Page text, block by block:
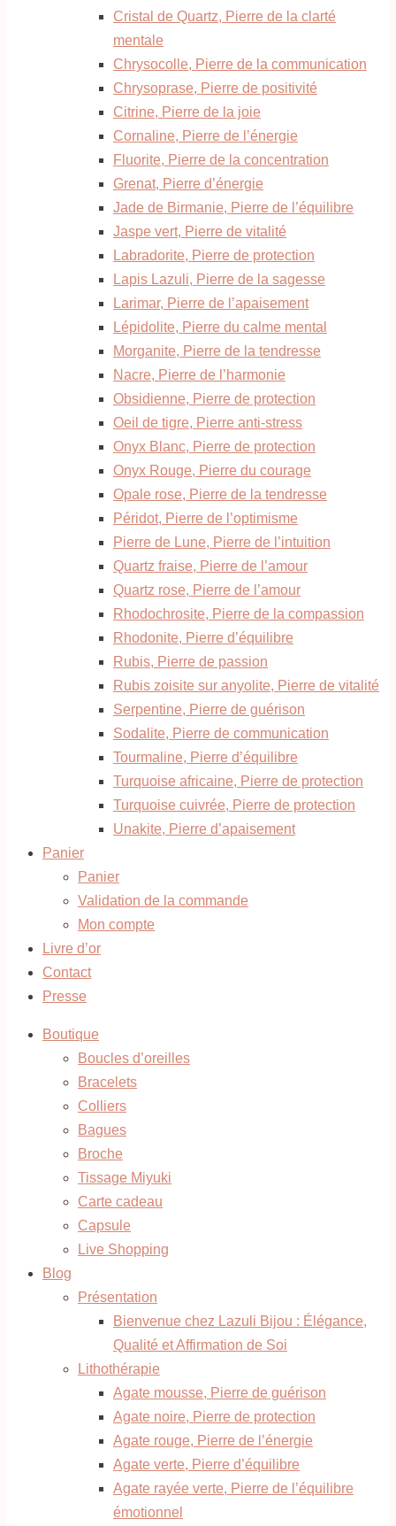
Cristal de Quartz, Pierre de la clarté
mentale
Chrysocolle, Pierre de la communication
Chrysoprase, Pierre de positivité
Citrine, Pierre de la joie
Cornaline, Pierre de l’énergie
Fluorite, Pierre de la concentration
Grenat, Pierre d’énergie
Jade de Birmanie, Pierre de l’équilibre
Jaspe vert, Pierre de vitalité
Labradorite, Pierre de protection
Lapis Lazuli, Pierre de la sagesse
Larimar, Pierre de l’apaisement
Lépidolite, Pierre du calme mental
Morganite, Pierre de la tendresse
Nacre, Pierre de l’harmonie
Obsidienne, Pierre de protection
Oeil de tigre, Pierre anti-stress
Onyx Blanc, Pierre de protection
Onyx Rouge, Pierre du courage
Opale rose, Pierre de la tendresse
Péridot, Pierre de l’optimisme
Pierre de Lune, Pierre de l’intuition
Quartz fraise, Pierre de l’amour
Quartz rose, Pierre de l’amour
Rhodochrosite, Pierre de la compassion
Rhodonite, Pierre d’équilibre
Rubis, Pierre de passion
Rubis zoisite sur anyolite, Pierre de vitalité
Serpentine, Pierre de guérison
Sodalite, Pierre de communication
Tourmaline, Pierre d’équilibre
Turquoise africaine, Pierre de protection
Turquoise cuivrée, Pierre de protection
Unakite, Pierre d’apaisement
Panier
Panier
Validation de la commande
Mon compte
Livre d’or
Contact
Presse
Boutique
Boucles d’oreilles
Bracelets
Colliers
Bagues
Broche
Tissage Miyuki
Carte cadeau
Capsule
Live Shopping
Blog
Présentation
Bienvenue chez Lazuli Bijou : Élégance,
Qualité et Affirmation de Soi
Lithothérapie
Agate mousse, Pierre de guérison
Agate noire, Pierre de protection
Agate rouge, Pierre de l’énergie
Agate verte, Pierre d’équilibre
Agate rayée verte, Pierre de l’équilibre
émotionnel